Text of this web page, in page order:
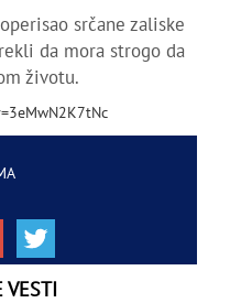
srčane zaliske
da mora strogo da
životu.
VESTI